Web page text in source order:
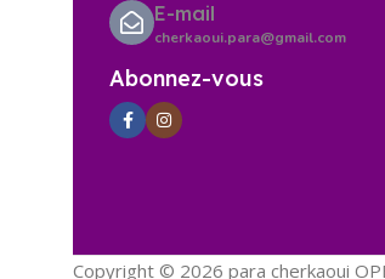
E-mail
cherkaoui.para@gmail.com
Abonnez-vous
Copyright © 2026 para cherkaoui